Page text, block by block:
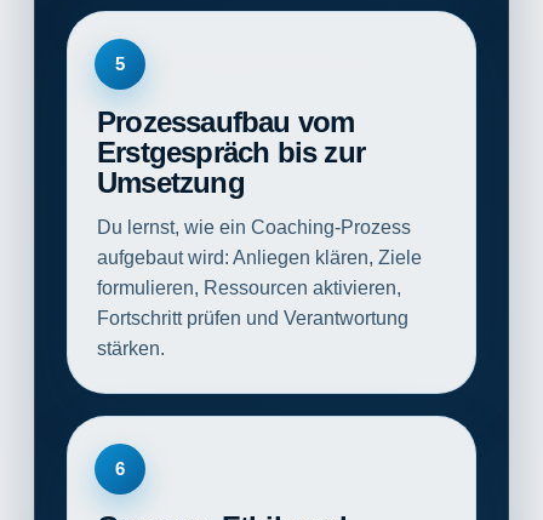
5
Prozessaufbau vom
Erstgespräch bis zur
Umsetzung
Du lernst, wie ein Coaching-Prozess
aufgebaut wird: Anliegen klären, Ziele
formulieren, Ressourcen aktivieren,
Fortschritt prüfen und Verantwortung
stärken.
6